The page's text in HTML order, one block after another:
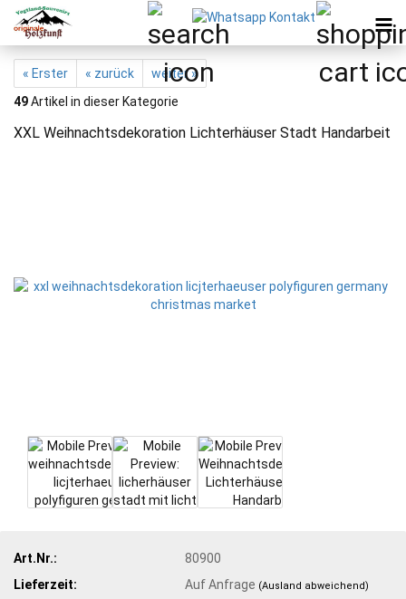
« Erster « zurück
weiter »
49Artikel in dieser Kategorie
XXL Weihnachtsdekoration Lichterhäuser Stadt Handarbeit
Art.Nr.:
80900
Lieferzeit:
Auf Anfrage (Ausland abweichend)